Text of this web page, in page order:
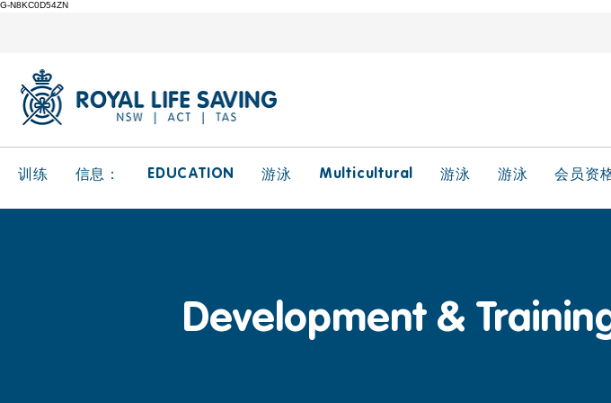
G-N8KC0D54ZN
训练 信息： EDUCATION 游泳 Multicultural 游泳 游泳 会员资
Development &